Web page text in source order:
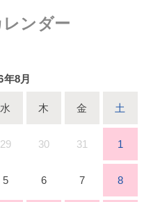
ンダー
年8月
水 木 金 土
29 30 31 1
5 6 7 8